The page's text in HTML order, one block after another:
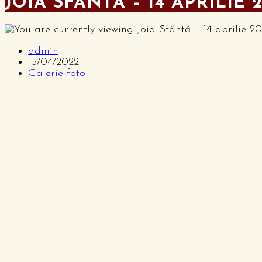
admin
15/04/2022
Galerie foto